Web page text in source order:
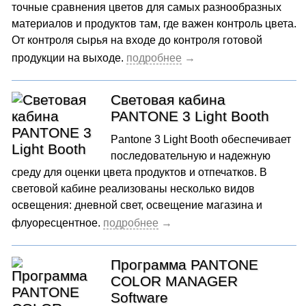
точные сравнения цветов для самых разнообразных
материалов и продуктов там, где важен контроль цвета.
От контроля сырья на входе до контроля готовой
продукции на выходе.
Световая кабина
PANTONE 3 Light Booth
Pantone 3 Light Booth обеспечивает
последовательную и надежную
среду для оценки цвета продуктов и отпечатков. В
световой кабине реализованы несколько видов
освещения: дневной свет, освещение магазина и
флуоресцентное.
Программа PANTONE
COLOR MANAGER
Software